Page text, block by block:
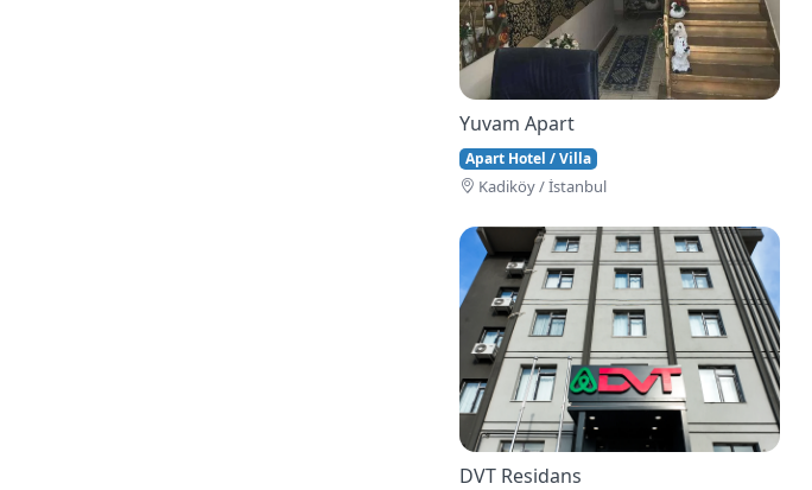
Yuvam Apart
Apart Hotel / Villa
Kadiköy / İstanbul
DVT Residans